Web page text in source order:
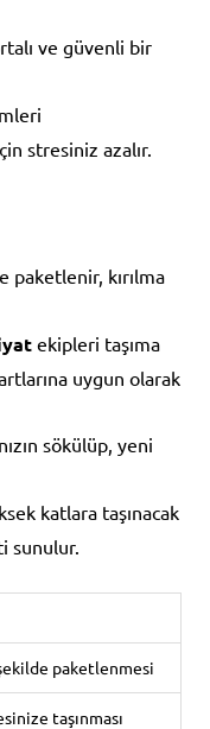
ve güvenli bir
stresiniz azalır.
paketlenir, kırılma
ekipleri taşıma
uygun olarak
sökülüp, yeni
katlara taşınacak
sunulur.
paketlenmesi
taşınması